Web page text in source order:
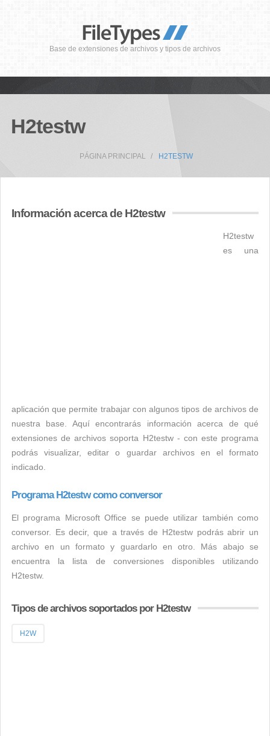
Base de extensiones de archivos y tipos de archivos
H2testw
PÁGINA PRINCIPAL H2TESTW
Información acerca de H2testw
H2testw
es una
aplicación que permite trabajar con algunos tipos de archivos de
nuestra base. Aquí encontrarás información acerca de qué
extensiones de archivos soporta H2testw - con este programa
podrás visualizar, editar o guardar archivos en el formato
indicado.
Programa H2testw como conversor
El programa Microsoft Office se puede utilizar también como
conversor. Es decir, que a través de H2testw podrás abrir un
archivo en un formato y guardarlo en otro. Más abajo se
encuentra la lista de conversiones disponibles utilizando
H2testw.
Tipos de archivos soportados por H2testw
H2W